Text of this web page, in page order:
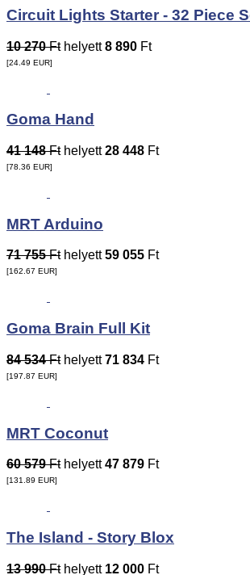
Circuit Lights Starter - 32 Piece
10 270 Fthelyett8 890 Ft
[24.49 EUR]
Goma Hand
41 148 Fthelyett28 448 Ft
[78.36 EUR]
MRT Arduino
71 755 Fthelyett59 055 Ft
[162.67 EUR]
Goma Brain Full Kit
84 534 Fthelyett71 834 Ft
[197.87 EUR]
MRT Coconut
60 579 Fthelyett47 879 Ft
[131.89 EUR]
The Island - Story Blox
13 990 Fthelyett 12 000 Ft